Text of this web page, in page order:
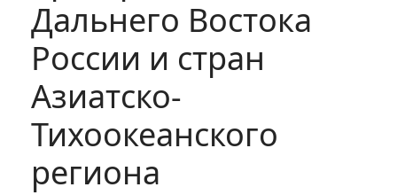
Дальнего Востока
России и стран
Азиатско-
Тихоокеанского
региона